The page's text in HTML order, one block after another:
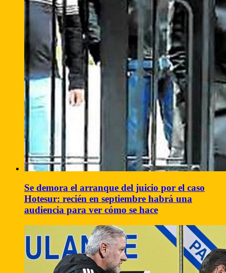
Se demora el arranque del juicio por el caso
Hotesur: recién en septiembre habrá una
audiencia para ver cómo se hace